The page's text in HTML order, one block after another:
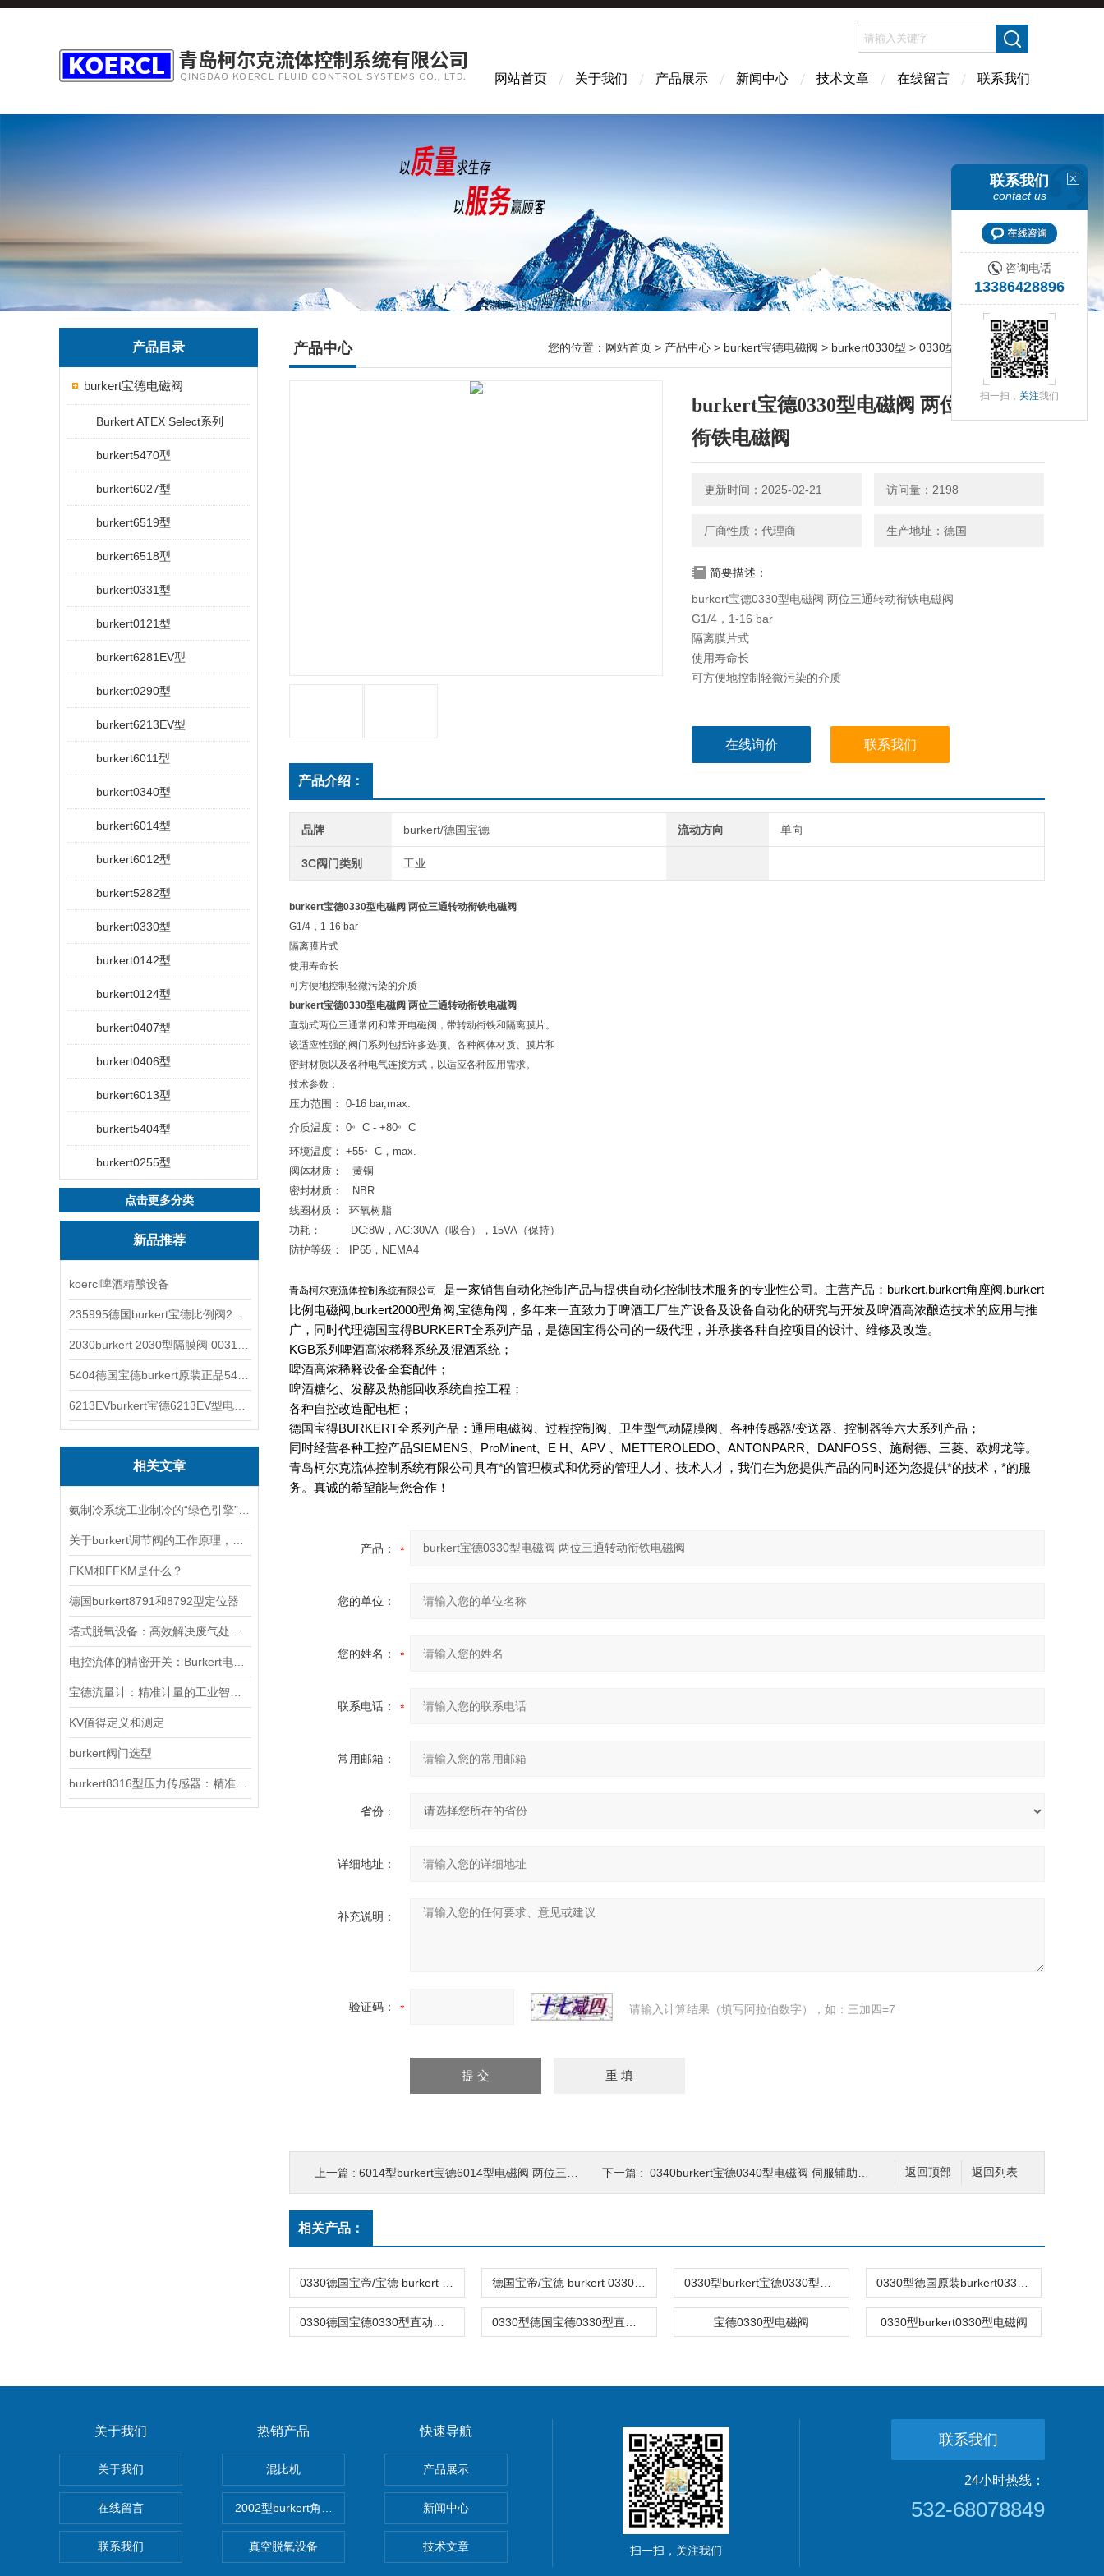
网站首页 关于我们 产品展示 新闻中心 技术文章 在线留言 联系我们
产品目录
burkert宝德电磁阀
Burkert ATEX Select系列
burkert5470型
burkert6027型
burkert6519型
burkert6518型
burkert0331型
burkert0121型
burkert6281EV型
burkert0290型
burkert6213EV型
burkert6011型
burkert0340型
burkert6014型
burkert6012型
burkert5282型
burkert0330型
burkert0142型
burkert0124型
burkert0407型
burkert0406型
burkert6013型
burkert5404型
burkert0255型
点击更多分类
新品推荐
koercl啤酒精酿设备
相关文章
FKM和FFKM是什么？
德国burkert8791和8792型定位器
KV值得定义和测定
burkert阀门选型
产品中心 您的位置： 网站首页 > 产品中心 > burkert宝德电磁阀 > burkert0330型 > 0330型burkert宝德0330型电磁阀 两位三通转动衔铁电磁阀
burkert宝德0330型电磁阀 两位三通转动
衔铁电磁阀
更新时间：2025-02-21 访问量：2198
厂商性质：代理商 生产地址：德国
简要描述：
burkert宝德0330型电磁阀 两位三通转动衔铁电磁阀
G1/4，1-16 bar
隔离膜片式
使用寿命长
可方便地控制轻微污染的介质
该适应性强的阀门系列包括许多选项、各种阀体材质、膜片和
在线询价 联系我们
产品介绍：
品牌 burkert/德国宝德 流动方向 单向
3C阀门类别 工业
burkert宝德0330型电磁阀 两位三通转动衔铁电磁阀
G1/4，1-16 bar
隔离膜片式
使用寿命长
可方便地控制轻微污染的介质
burkert宝德0330型电磁阀 两位三通转动衔铁电磁阀
直动式两位三通常闭和常开电磁阀，带转动衔铁和隔离膜片。
该适应性强的阀门系列包括许多选项、各种阀体材质、膜片和
密封材质以及各种电气连接方式，以适应各种应用需求。
技术参数：
压力范围： 0-16 bar,max.
介质温度： 0。 C - +80。 C
环境温度： +55。 C ， max.
阀体材质：
黄铜
密封材质：
NBR
线圈材质：
环氧树脂
功耗：
DC:8W ， AC:30VA （吸合）， 15VA （保持）
防护等级：
IP65，NEMA4
青岛柯尔克流体控制系统有限公司
是一家销售自动化控制产品与提供自动化控制技术服务的专业性公司。主营产品：burkert,burkert角座阀,burkert
比例电磁阀,burkert2000型角阀,宝德角阀，多年来一直致力于啤酒工厂生产设备及设备自动化的研究与开发及啤酒高浓酿造技术的应用与推
广，同时代理德国宝得BURKERT全系列产品，是德国宝得公司的一级代理，并承接各种自控项目的设计、维修及改造。
KGB系列啤酒高浓稀释系统及混酒系统；
啤酒高浓稀释设备全套配件；
啤酒糖化、发酵及热能回收系统自控工程；
各种自控改造配电柜；
德国宝得BURKERT全系列产品：通用电磁阀、过程控制阀、卫生型气动隔膜阀、各种传感器/变送器、控制器等六大系列产品；
同时经营各种工控产品SIEMENS、ProMinent、E H、APV 、METTEROLEDO、ANTONPARR、DANFOSS、施耐德、三菱、欧姆龙等。
青岛柯尔克流体控制系统有限公司具有*的管理模式和优秀的管理人才、技术人才，我们在为您提供产品的同时还为您提供*的技术，*的服
务。真诚的希望能与您合作！
产品：
您的单位：
您的姓名：
联系电话：
常用邮箱：
省份：
详细地址：
补充说明：
验证码： 请输入计算结果（填写阿拉伯数字），如：三加四=7
返回列表
返回顶部
上一篇 : 6014型burkert宝德6014型电磁阀 两位三通紧凑式柱塞电磁阀 下一篇 : 0340burkert宝德0340型电磁阀 伺服辅助式两位三通电磁阀
相关产品：
宝德0330型电磁阀 0330型burkert0330型电磁阀
关于我们
关于我们
在线留言
联系我们
热销产品
混比机
2002型burkert角座阀
真空脱氧设备
快速导航
产品展示
新闻中心
技术文章 扫一扫，关注我们
联系我们
24小时热线：
532-68078849
联系我们
contact us
咨询电话
13386428896
扫一扫， 关注我们